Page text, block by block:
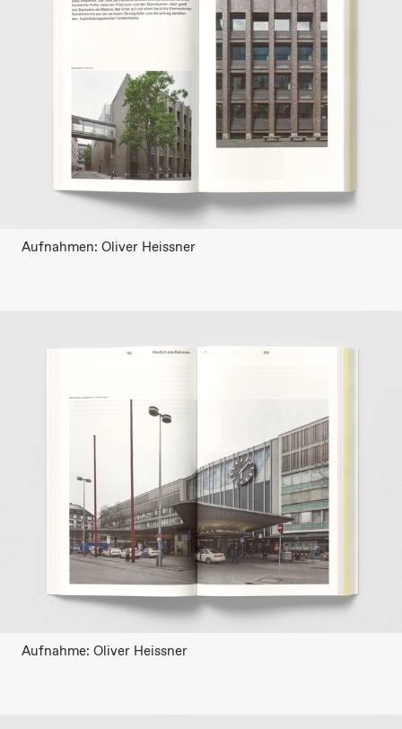
Aufnahmen: Oliver Heissner
Aufnahme: Oliver Heissner